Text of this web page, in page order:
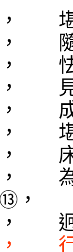
，
， 隨
， 怯
， 見
成
， 堪
， 床
， 為
⑬ ，
， 迥
， 行